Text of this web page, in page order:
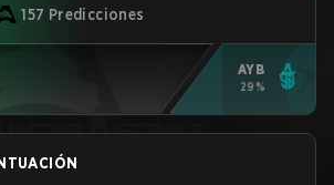
157 Predicciones
AYB
29%